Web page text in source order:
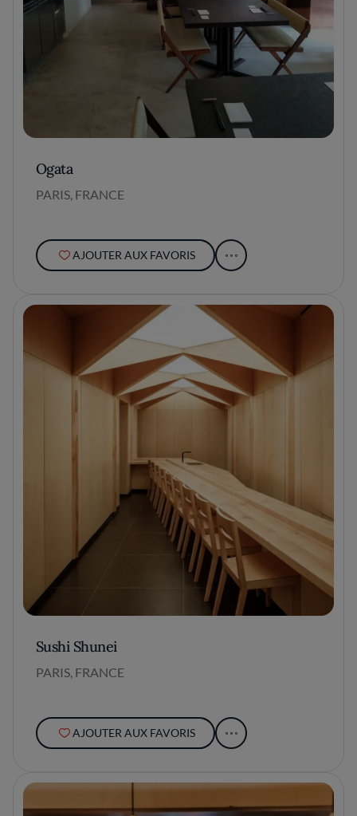
Ogata
PARIS, FRANCE
AJOUTER AUX FAVORIS
Sushi Shunei
PARIS, FRANCE
AJOUTER AUX FAVORIS